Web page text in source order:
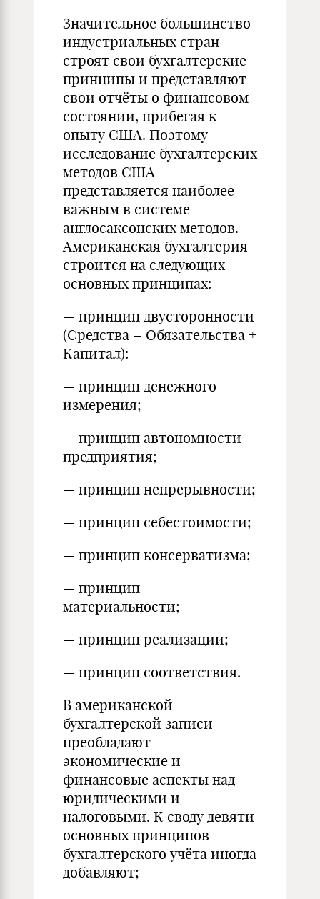
Значительное большинство
индустриальных стран
строят свои бухгалтерские
принципы и представляют
свои отчёты о финансовом
состоянии, прибегая к
опыту США. Поэтому
исследование бухгалтерских
методов США
представляется наиболее
важным в системе
англосаксонских методов.
Американская бухгалтерия
строится на следующих
основных принципах:
— принцип двусторонности
(Средства = Обязательства +
Капитал):
— принцип денежного
измерения;
— принцип автономности
предприятия;
— принцип непрерывности;
— принцип себестоимости;
— принцип консерватизма;
— принцип
материальности;
— принцип реализации;
— принцип соответствия.
В американской
бухгалтерской записи
преобладают
экономические и
финансовые аспекты над
юридическими и
налоговыми. К своду девяти
основных принципов
бухгалтерского учёта иногда
добавляют;